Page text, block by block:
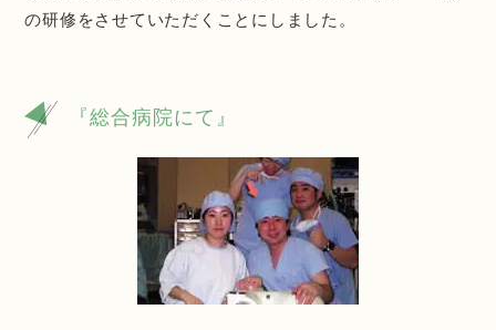
の研修をさせていただくことにしました。
『総合病院にて』